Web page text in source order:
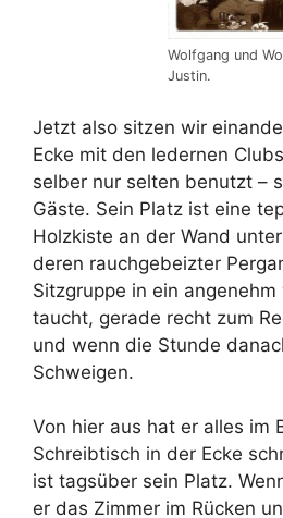
Wolfgang und
Justin.
Jetzt also sitzen wir
Ecke mit den ledernen
selber nur selten benutzt –
Gäste. Sein Platz ist eine
Holzkiste an der Wand
deren rauchgebeizter
Sitzgruppe in ein
taucht, gerade recht zum
und wenn die Stunde
Schweigen.
Von hier aus hat er alles im
Schreibtisch in der Ecke
ist tagsüber sein Platz.
er das Zimmer im Rücken